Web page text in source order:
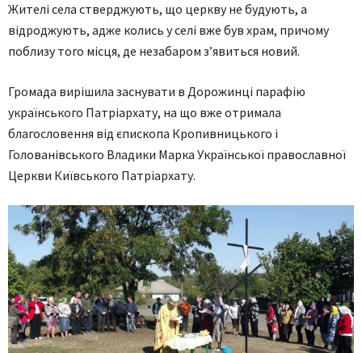
Жителі села стверджують, що церкву не будують, а
відроджують, адже колись у селі вже був храм, причому
поблизу того місця, де незабаром з’явиться новий.
Громада вирішила заснувати в Дорожинці парафію
українського Патріархату, на що вже отримала
благословення від єпископа Кропивницького і
Голованівського Владики Марка Української православної
Церкви Київського Патріархату.